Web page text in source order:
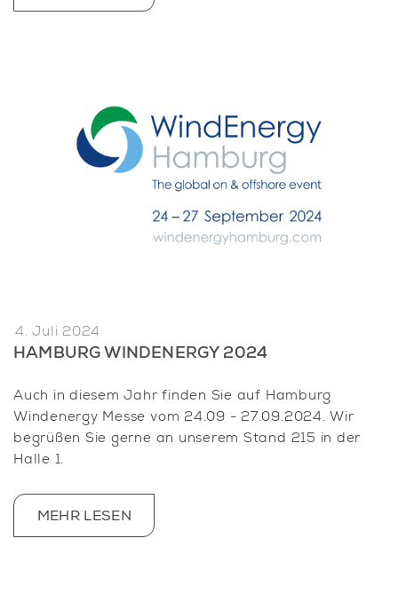
4. Juli 2024
HAMBURG WINDENERGY 2024
Auch in diesem Jahr finden Sie auf Hamburg
Windenergy Messe vom 24.09 - 27.09.2024. Wir
begrüßen Sie gerne an unserem Stand 215 in der
Halle 1.
MEHR LESEN